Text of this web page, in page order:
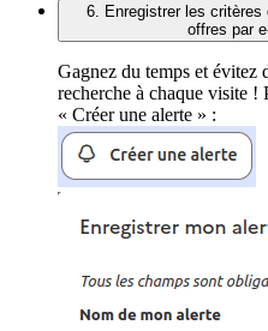
6. Enregistrer les critères
offres par
Gagnez du temps et évitez
recherche à chaque visite !
« Créer une alerte » :